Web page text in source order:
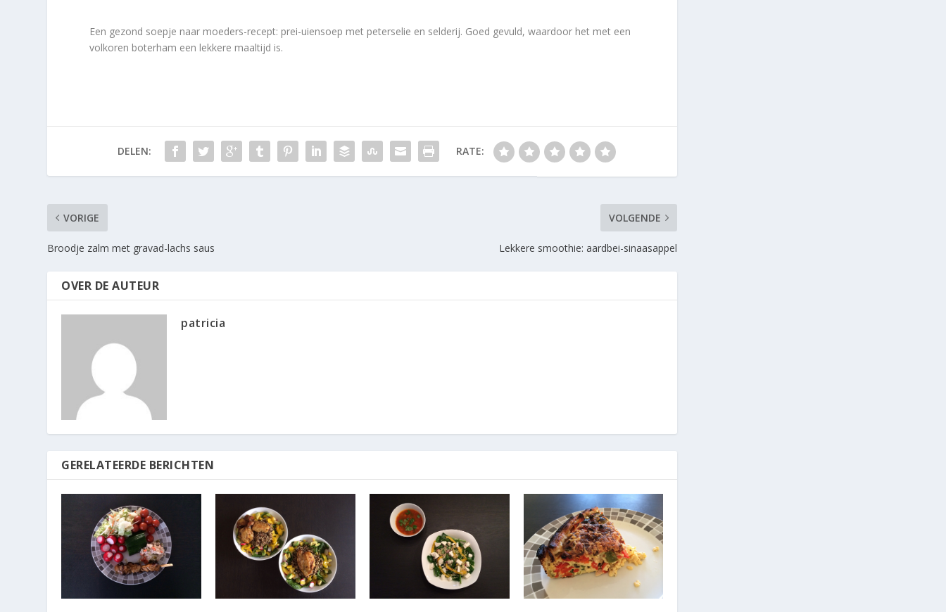
Een gezond soepje naar moeders-recept: prei-uiensoep met peterselie en selderij. Goed gevuld, waardoor het met een
volkoren boterham een lekkere maaltijd is.
DELEN: RATE:
VORIGE
Broodje zalm met gravad-lachs saus
VOLGENDE
Lekkere smoothie: aardbei-sinaasappel
OVER DE AUTEUR
patricia
GERELATEERDE BERICHTEN